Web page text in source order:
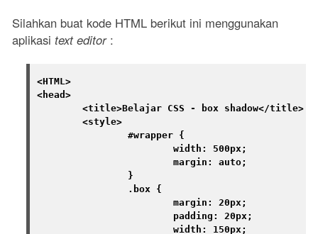
Silahkan buat kode HTML berikut ini menggunakan
aplikasi text editor:
<HTML>
<head>